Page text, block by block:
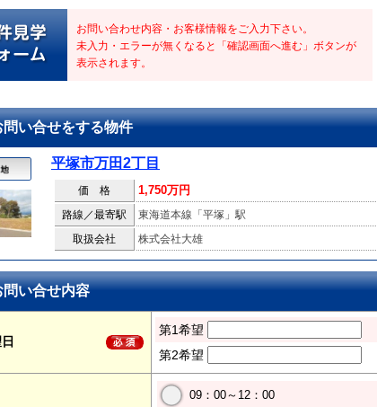
お問い合わせ内容・お客様情報をご入力下さい。
未入力・エラーが無くなると「確認画面へ進む」ボタンが
表示されます。
問い合せをする物件
平塚市万田2丁目
価 格 1,750万円
路線／最寄駅
東海道本線「平塚」駅
取扱会社
株式会社大雄
問い合せ内容
第1希望
第2希望
09：00～12：00